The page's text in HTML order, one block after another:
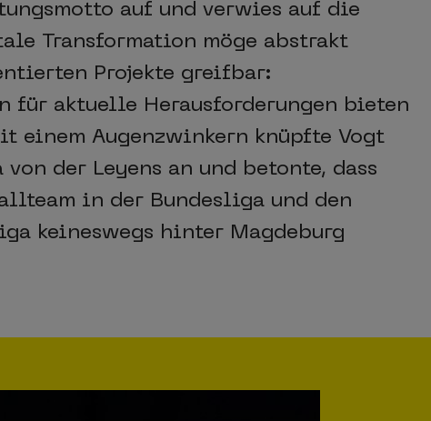
auf und verwies auf die
Transformation möge abstrakt
Projekte greifbar:
für aktuelle Herausforderungen bieten
einem Augenzwinkern knüpfte Vogt
der Leyens an und betonte, dass
in der Bundesliga und den
keineswegs hinter Magdeburg